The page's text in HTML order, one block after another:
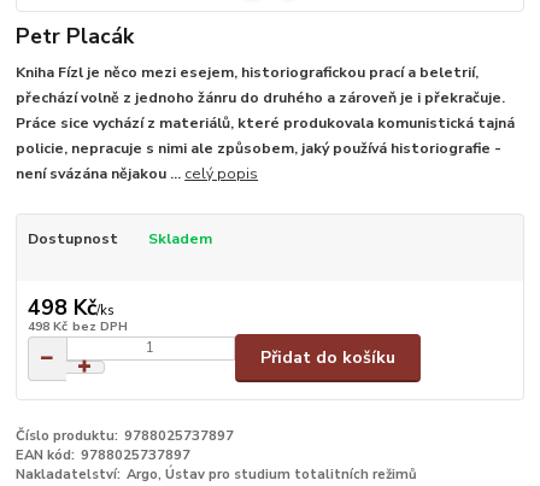
Petr Placák
Kniha Fízl je něco mezi esejem, historiografickou prací a beletrií,
přechází volně z jednoho žánru do druhého a zároveň je i překračuje.
Práce sice vychází z materiálů, které produkovala komunistická tajná
policie, nepracuje s nimi ale způsobem, jaký používá historiografie -
není svázána nějakou ... celý popis
Dostupnost Skladem
498 Kč/ks
498 Kč bez DPH
Přidat do košíku
Číslo produktu: 9788025737897
EAN kód: 9788025737897
Nakladatelství: Argo, Ústav pro studium totalitních režimů